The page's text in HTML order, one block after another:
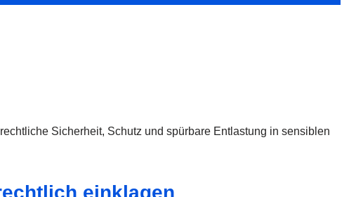
Sicherheit, Schutz und spürbare Entlastung in sensiblen